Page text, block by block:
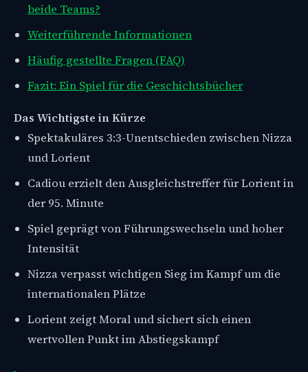
beide Teams?
Weiterführende Informationen
Häufig gestellte Fragen (FAQ)
Fazit: Ein Spiel für die Geschichtsbücher
Das Wichtigste in Kürze
Spektakuläres 3:3-Unentschieden zwischen Nizza
und Lorient
Cadiou erzielt den Ausgleichstreffer für Lorient in
der 95. Minute
Spiel geprägt von Führungswechseln und hoher
Intensität
Nizza verpasst wichtigen Sieg im Kampf um die
internationalen Plätze
Lorient zeigt Moral und sichert sich einen
wertvollen Punkt im Abstiegskampf